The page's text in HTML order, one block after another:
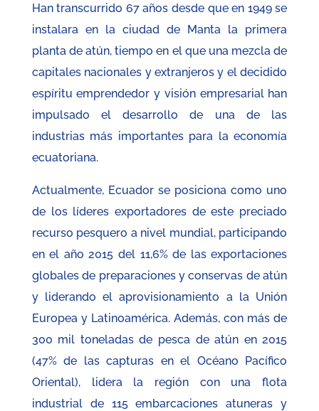
Han transcurrido 67 años desde que en 1949 se
instalara en la ciudad de Manta la primera
planta de atún, tiempo en el que una mezcla de
capitales nacionales y extranjeros y el decidido
espíritu emprendedor y visión empresarial han
impulsado el desarrollo de una de las
industrias más importantes para la economía
ecuatoriana.
Actualmente, Ecuador se posiciona como uno
de los líderes exportadores de este preciado
recurso pesquero a nivel mundial, participando
en el año 2015 del 11,6% de las exportaciones
globales de preparaciones y conservas de atún
y liderando el aprovisionamiento a la Unión
Europea y Latinoamérica. Además, con más de
300 mil toneladas de pesca de atún en 2015
(47% de las capturas en el Océano Pacífico
Oriental), lidera la región con una flota
industrial de 115 embarcaciones atuneras y